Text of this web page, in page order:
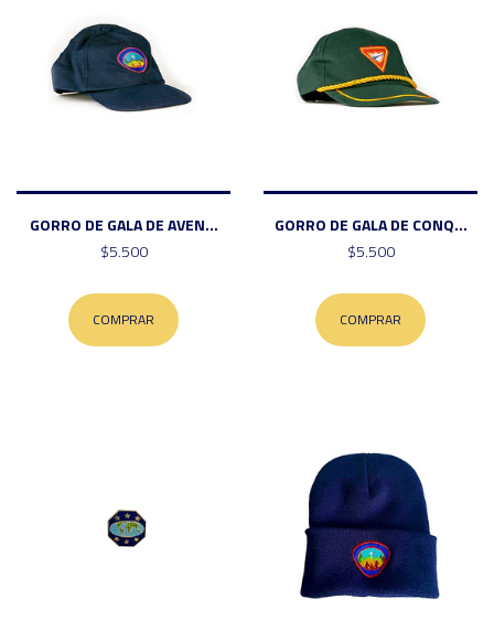
GORRO DE GALA DE AVEN...
$5.500
COMPRAR
GORRO DE GALA DE CONQ...
$5.500
COMPRAR